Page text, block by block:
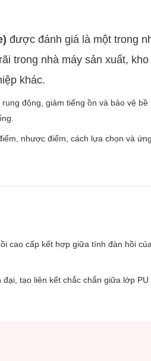
được đánh giá là một trong
trong nhà máy sản xuất,
khác.
động, giảm tiếng ồn và bảo vệ
nhược điểm, cách lựa chọn và
cao cấp kết hợp giữa tính đàn hồi
tạo liên kết chắc chắn giữa lớp